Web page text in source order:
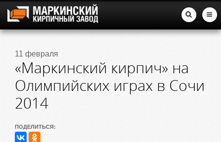
11 февраля
«Маркинский кирпич» на
Олимпийских играх в Сочи
2014
ПОДЕЛИТЬСЯ: